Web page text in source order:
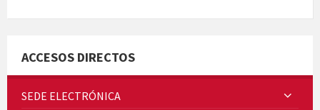
ACCESOS DIRECTOS
SEDE ELECTRÓNICA